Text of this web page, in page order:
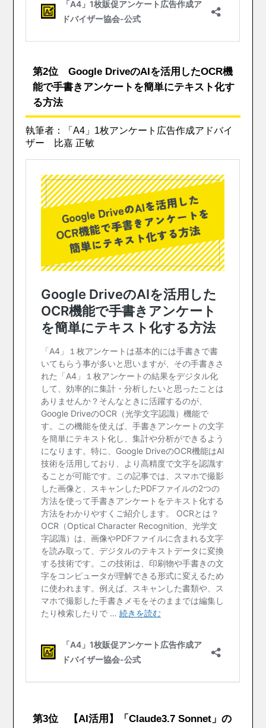
第2位 Google DriveのAIを活用したOCR機
能で手書きアンケートを簡単にテキスト化す
る方法
執筆者：「A4」1枚アンケート広告作成アドバイ
ザー 比嘉 正敏
第3位 【AI活用】「Claude3.7 Sonnet」の